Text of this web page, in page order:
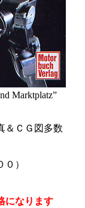
Marktplatz”
＆ＣＧ図多数
）
になります